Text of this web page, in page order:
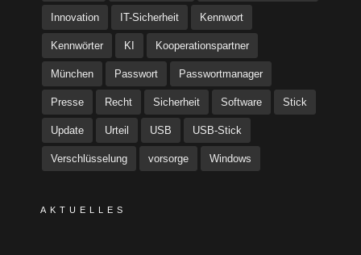
Innovation IT-Sicherheit Kennwort
Kennwörter KI Kooperationspartner
München Passwort Passwortmanager
Presse Recht Sicherheit Software Stick
Update Urteil USB USB-Stick
Verschlüsselung vorsorge Windows
AKTUELLES